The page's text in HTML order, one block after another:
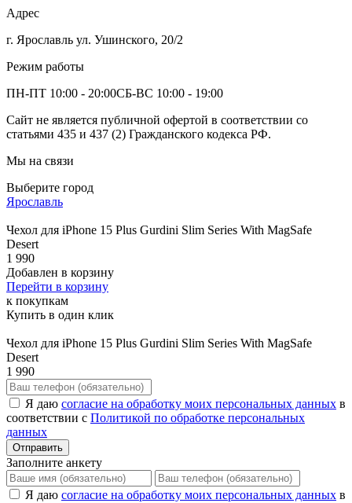
Адрес
г. Ярославль ул. Ушинского, 20/2
Режим работы
ПН-ПТ 10:00 - 20:00СБ-ВС 10:00 - 19:00
Сайт не является публичной офертой в соответствии со
статьями 435 и 437 (2) Гражданского кодекса РФ.
Мы на связи
Выберите город
Ярославль
Чехол для iPhone 15 Plus Gurdini Slim Series With MagSafe
Desert
1 990
Добавлен в корзину
Перейти в корзину
к покупкам
Купить в один клик
Чехол для iPhone 15 Plus Gurdini Slim Series With MagSafe
Desert
1 990
Я даю согласие на обработку моих персональных данных в
соответствии с Политикой по обработке персональных
данных
Отправить
Заполните анкету
Я даю согласие на обработку моих персональных данных в